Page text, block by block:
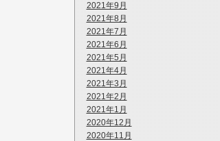
2021年9月
2021年8月
2021年7月
2021年6月
2021年5月
2021年4月
2021年3月
2021年2月
2021年1月
2020年12月
2020年11月